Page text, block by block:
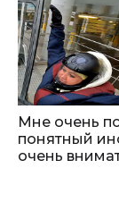
Мне очень
понятный
очень